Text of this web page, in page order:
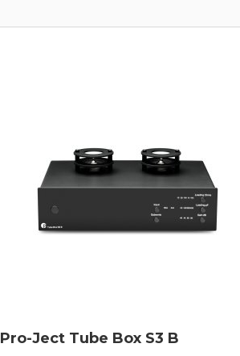
Pro-Ject Tube Box S3 B